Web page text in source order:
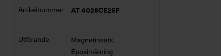
AT 4028CE25P
Magnetinsats,
Epoximålning